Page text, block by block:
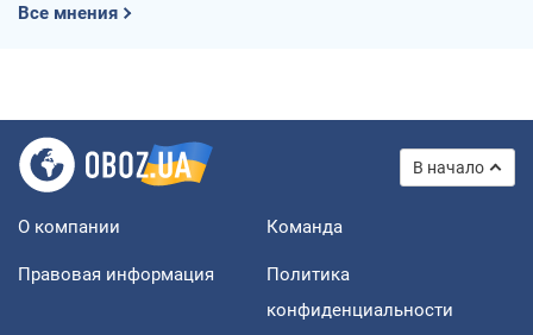
Все мнения
В начало
О компании Команда
Правовая информация
Политика
конфиденциальности